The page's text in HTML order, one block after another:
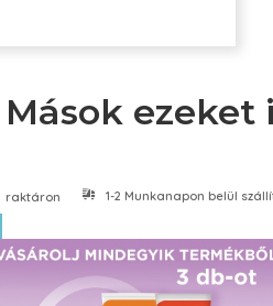
helyreállítását.
Mások
raktáron 1-2 Munkanapon belül